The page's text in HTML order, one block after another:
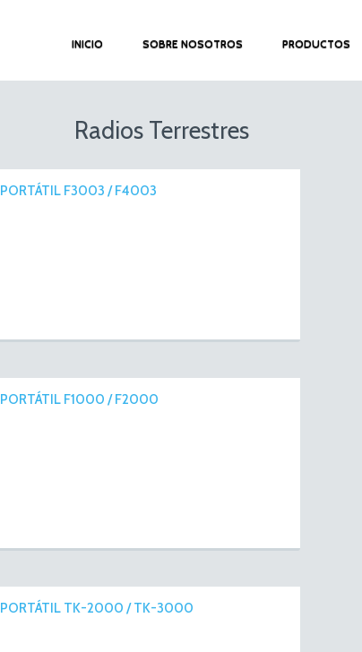
INICIO SOBRE NOSOTROS PRODUCTOS
Radios Terrestres
PORTÁTIL F3003 / F4003
PORTÁTIL F1000 / F2000
PORTÁTIL TK-2000 / TK-3000